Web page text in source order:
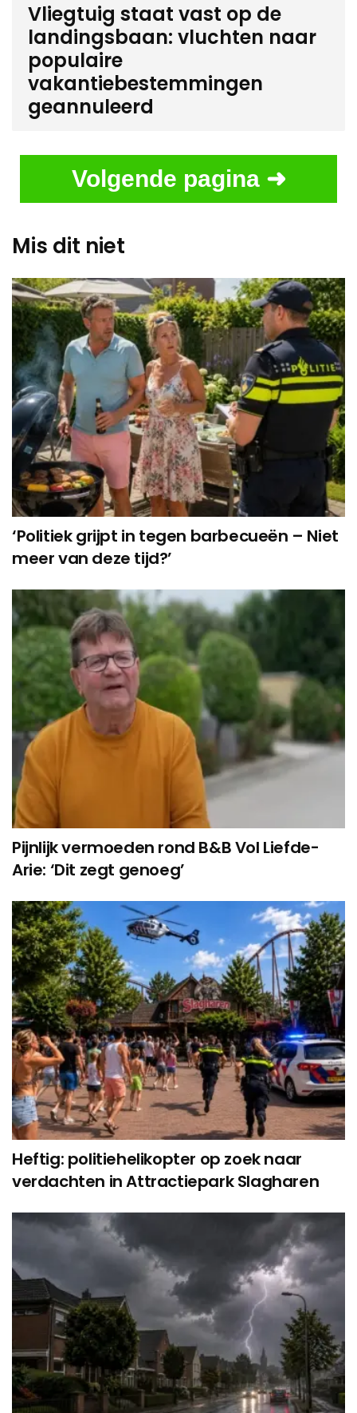
Vliegtuig staat vast op de
landingsbaan: vluchten naar
populaire
vakantiebestemmingen
geannuleerd
Volgende pagina ➜
Mis dit niet
‘Politiek grijpt in tegen barbecueën – Niet
meer van deze tijd?’
Pijnlijk vermoeden rond B&B Vol Liefde-
Arie: ‘Dit zegt genoeg’
Heftig: politiehelikopter op zoek naar
verdachten in Attractiepark Slagharen